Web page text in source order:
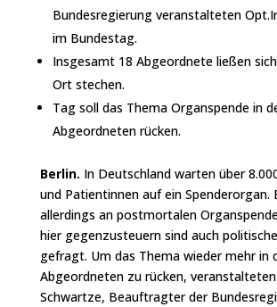
Bundesregierung veranstalteten
im Bundestag.
Insgesamt 18 Abgeordnete ließen
Ort stechen.
Tag soll das Thema Organspende in
Abgeordneten rücken.
Berlin. In Deutschland warten über
und Patientinnen auf ein Spenderorgan.
allerdings an postmortalen
hier gegenzusteuern sind auch
gefragt. Um das Thema wieder mehr in
Abgeordneten zu rücken,
Schwartze, Beauftragter der